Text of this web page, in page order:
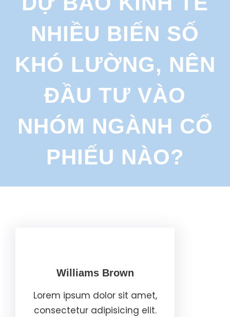
h
NHIỀU BIẾN SỐ
KHÓ LƯỜNG, NÊN
ĐẦU TƯ VÀO
NHÓM NGÀNH CỔ
PHIẾU NÀO?
Williams Brown
Lorem ipsum dolor sit amet,
consectetur adipisicing elit.